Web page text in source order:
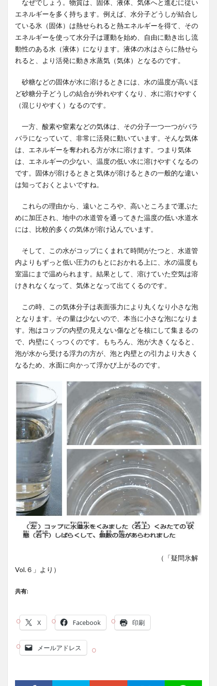
なぜでしょう。物質は、固体、液体、気体へと進むに従い
エネルギーを多く持ちます。例えば、水分子どうしが結合し
ている氷（固体）は熱せられると熱エネルギーを得て、その
エネルギーを使って水分子は運動を始め、自由に動き出し流
動性のある水（液体）になります。液体の水はさらに熱せら
れると、より活発に動き水蒸気（気体）となるのです。
砂糖などの固体が水に溶けるときには、水の温度が高いほ
ど砂糖分子どうしの結合が外れやすくなり、水に溶けやすく
（混じりやすく）なるのです。
一方、酸素や窒素などの気体は、その分子一つ一つがバラ
バラになっていて、非常に活発に動いています。そんな気体
は、エネルギーを奪われる方が水に溶けます。つまり気体
は、エネルギーの少ない、温度の低い水に溶けやすくなるの
です。固体が溶けるときと気体が溶けるときの一般的な違い
は知っておくとよいですね。
これらの理由から、遠いところや、高いところまで運ぶた
めに加圧され、地中の水道管を通ってきた温度の低い水道水
には、比較的多くの気体が溶け込んでいます。
そして、この水がコップにくまれて時間がたつと、水道管
内よりもずっと低い圧力のもとにおかれる上に、水の温度も
室温にまで温められます。結果として、溶けていた空気は溶
けきれなくなって、気体となって出てくるのです。
この時、この気体分子は表面張力により丸くなり小さな泡
となります。その量は少ないので、本当に小さな泡になりま
す。泡はコップの内壁の見えない傷などを核にして集まるの
で、内壁にくっつくのです。もちろん、泡が大きくなると、
泡が水から受ける浮力の方が、泡と内壁との引力より大きく
なるため、水面に向かって浮かび上がるのです。
（「疑問氷解
Vol.６」より）
共有:
X Facebook 印刷
メールアドレス